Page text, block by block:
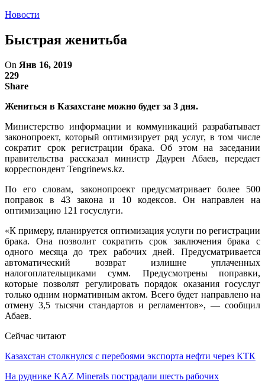
Новости
Быстрая женитьба
On Янв 16, 2019
229
Share
Жениться в Казахстане можно будет за 3 дня.
Министерство информации и коммуникаций разрабатывает
законопроект, который оптимизирует ряд услуг, в том числе
сократит срок регистрации брака. Об этом на заседании
правительства рассказал министр Даурен Абаев, передает
корреспондент Tengrinews.kz.
По его словам, законопроект предусматривает более 500
поправок в 43 закона и 10 кодексов. Он направлен на
оптимизацию 121 госуслуги.
«К примеру, планируется оптимизация услуги по регистрации
брака. Она позволит сократить срок заключения брака с
одного месяца до трех рабочих дней. Предусматривается
автоматический возврат излишне уплаченных
налогоплательщиками сумм. Предусмотрены поправки,
которые позволят регулировать порядок оказания госуслуг
только одним нормативным актом. Всего будет направлено на
отмену 3,5 тысячи стандартов и регламентов», — сообщил
Абаев.
Сейчас читают
Казахстан столкнулся с перебоями экспорта нефти через КТК
На руднике KAZ Minerals пострадали шесть рабочих